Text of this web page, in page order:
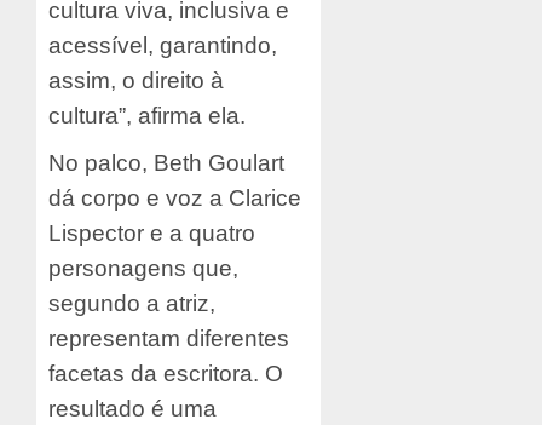
cultura viva, inclusiva e
acessível, garantindo,
assim, o direito à
cultura”, afirma ela.
No palco, Beth Goulart
dá corpo e voz a Clarice
Lispector e a quatro
personagens que,
segundo a atriz,
representam diferentes
facetas da escritora. O
resultado é uma